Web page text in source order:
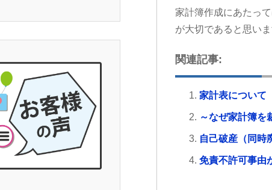
家計簿作成にあたっ
が大切であると思いま
関連記事:
家計表について
～なぜ家計簿を
自己破産（同時
免責不許可事由
いて下さり、夫の状態
年後見人を立てる必要
強く交渉して下さり、損
会社側の提示よりも大幅
ていただきました。
申先生、遠藤先生には
ております。
労災でお困りの方には
します。